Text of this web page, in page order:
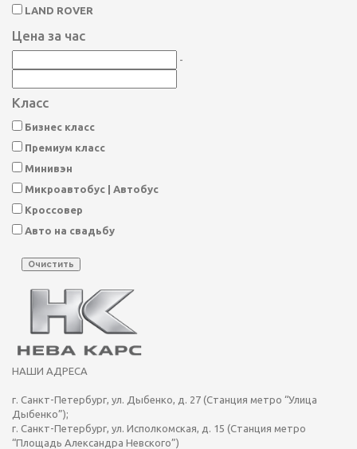
LAND ROVER
Цена за час
-
Класс
Бизнес класс
Премиум класс
Минивэн
Микроавтобус | Автобус
Кроссовер
Авто на свадьбу
Очистить
НАШИ АДРЕСА
г. Санкт-Петербург, ул. Дыбенко, д. 27 (Станция метро “Улица
Дыбенко”);
г. Санкт-Петербург, ул. Исполкомская, д. 15 (Станция метро
“Площадь Александра Невского”)